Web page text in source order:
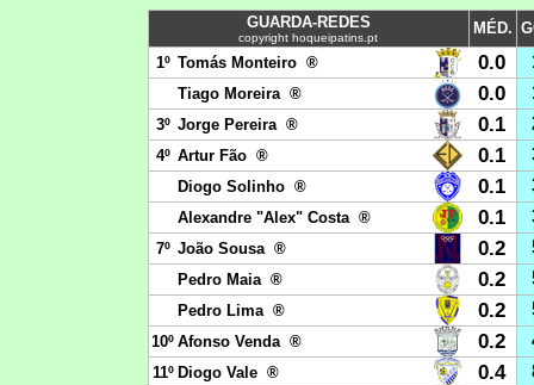
GUARDA-REDES
copyright hoqueipatins.pt
MÉD.
1º Tomás Monteiro ® 0.0
Tiago Moreira ® 0.0
3º Jorge Pereira ® 0.1
4º Artur Fão ® 0.1
Diogo Solinho ® 0.1
Alexandre "Alex" Costa ® 0.1
7º João Sousa ® 0.2
Pedro Maia ® 0.2
Pedro Lima ® 0.2
10º Afonso Venda ® 0.2
11º Diogo Vale ® 0.4